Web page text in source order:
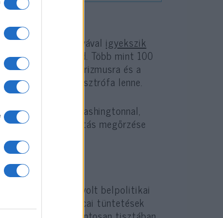
offenzívával igyekszik
küzd. Több mint 100
a turizmusra és a
háború katasztrófa lenne.
fenntartani Washingtonnal,
is a stabilitás megőrzése
kiváló ürügy volt belpolitikai
elítélésével és utcai tüntetések